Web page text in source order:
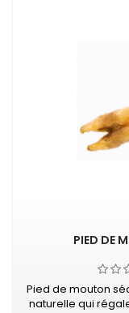
PIED DE
Pied de mouton
naturelle qui